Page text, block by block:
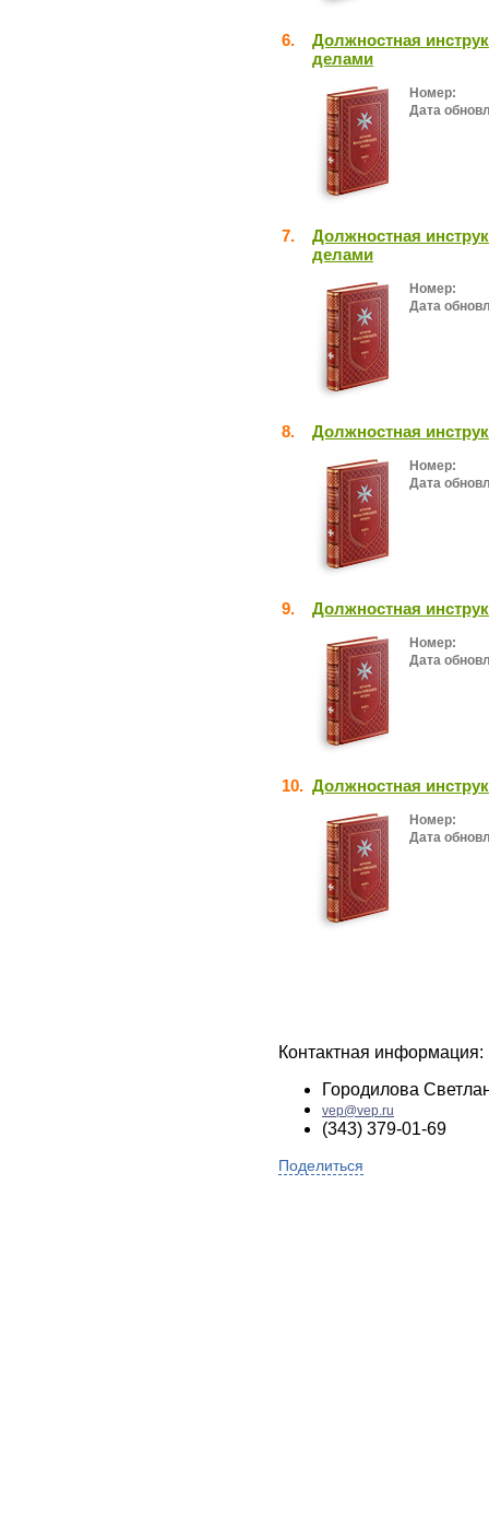
6.
Должностная
делами
Номер:
Дата
7.
Должностная
делами
Номер:
Дата
8. Должностная
Номер:
Дата
9. Должностная
Номер:
Дата
10. Должностная
Номер:
Дата
Контактная информация:
Городилова
vep@vep.ru
(343) 379-01-69
Поделиться